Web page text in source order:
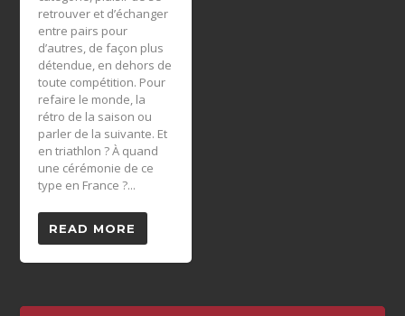
retrouver et d’échanger
entre pairs pour
d’autres, de façon plus
détendue, en dehors de
toute compétition. Pour
refaire le monde, la
rétro de la saison ou
parler de la suivante. Et
en triathlon ? À quand
une cérémonie de ce
type en France ?...
READ MORE